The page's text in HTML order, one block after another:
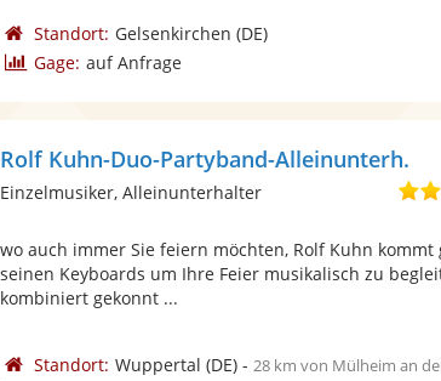
Standort: Gelsenkirchen (DE)
Gage: auf Anfrage
Rolf Kuhn-Duo-Partyband-Alleinunterh.
Einzelmusiker, Alleinunterhalter
wo auch immer Sie feiern möchten, Rolf Kuhn kommt
seinen Keyboards um Ihre Feier musikalisch zu
kombiniert gekonnt ...
Standort: Wuppertal (DE)- 28 km von Mülheim an